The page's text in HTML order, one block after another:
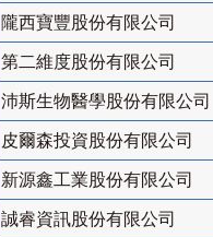
隴西寶豐股份有限公司
第二維度股份有限公司
沛斯生物醫學股份有限公司
皮爾森投資股份有限公司
新源鑫工業股份有限公司
誠睿資訊股份有限公司